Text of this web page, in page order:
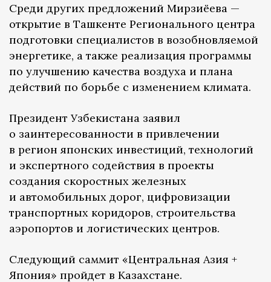
Среди других предложений Мирзиёева —
открытие в Ташкенте Регионального центра
подготовки специалистов в возобновляемой
энергетике, а также реализация программы
по улучшению качества воздуха и плана
действий по борьбе с изменением климата.
Президент Узбекистана заявил
о заинтересованности в привлечении
в регион японских инвестиций, технологий
и экспертного содействия в проекты
создания скоростных железных
и автомобильных дорог, цифровизации
транспортных коридоров, строительства
аэропортов и логистических центров.
Следующий саммит «Центральная Азия +
Япония» пройдет в Казахстане.